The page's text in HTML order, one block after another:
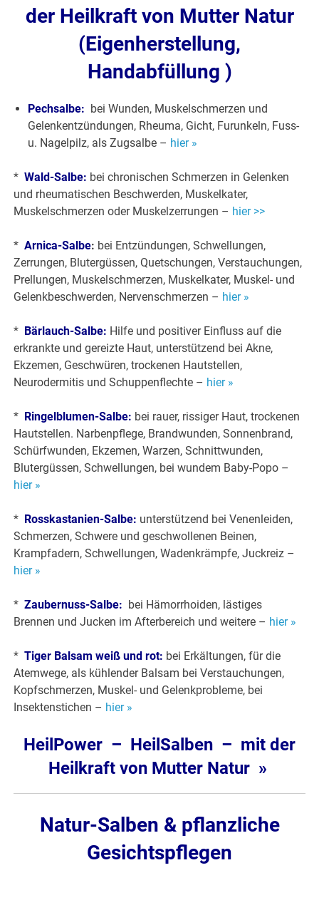
der Heilkraft von Mutter Natur
(Eigenherstellung,
Handabfüllung )
Pechsalbe: bei Wunden, Muskelschmerzen und
Gelenkentzündungen, Rheuma, Gicht, Furunkeln, Fuss-
u. Nagelpilz, als Zugsalbe – hier »
*Wald-Salbe: bei chronischen Schmerzen in Gelenken
und rheumatischen Beschwerden, Muskelkater,
Muskelschmerzen oder Muskelzerrungen – hier >>
*Arnica-Salbe: bei Entzündungen, Schwellungen,
Zerrungen, Blutergüssen, Quetschungen, Verstauchungen,
Prellungen, Muskelschmerzen, Muskelkater, Muskel- und
Gelenkbeschwerden, Nervenschmerzen – hier »
* Bärlauch-Salbe: Hilfe und positiver Einfluss auf die
erkrankte und gereizte Haut, unterstützend bei Akne,
Ekzemen, Geschwüren, trockenen Hautstellen,
Neurodermitis und Schuppenflechte – hier »
* Ringelblumen-Salbe: bei rauer, rissiger Haut, trockenen
Hautstellen. Narbenpflege, Brandwunden, Sonnenbrand,
Schürfwunden, Ekzemen, Warzen, Schnittwunden,
Blutergüssen, Schwellungen, bei wundem Baby-Popo –
hier »
* Rosskastanien-Salbe: unterstützend bei Venenleiden,
Schmerzen, Schwere und geschwollenen Beinen,
Krampfadern, Schwellungen, Wadenkrämpfe, Juckreiz –
hier »
*Zaubernuss-Salbe: bei Hämorrhoiden, lästiges
Brennen und Jucken im Afterbereich und weitere – hier »
*Tiger Balsam weiß und rot: bei Erkältungen, für die
Atemwege, als kühlender Balsam bei Verstauchungen,
Kopfschmerzen, Muskel- und Gelenkprobleme, bei
Insektenstichen – hier »
HeilPower – HeilSalben – mit der
Heilkraft von Mutter Natur »
Natur-Salben & pflanzliche
Gesichtspflegen